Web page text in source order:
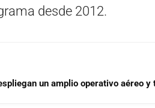
desde 2012.
un amplio operativo aéreo